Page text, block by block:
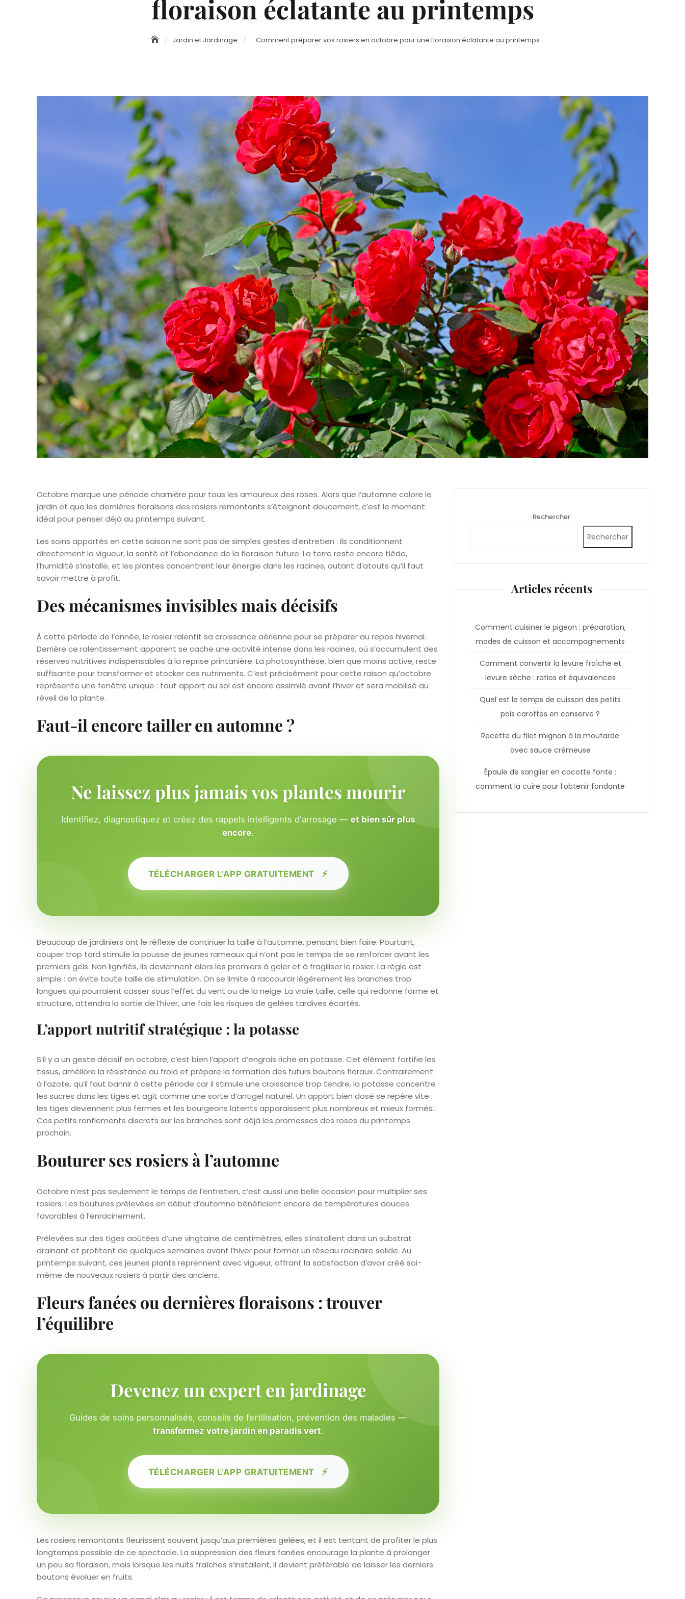
floraison éclatante au printemps
Jardin et Jardinage Comment préparer vos rosiers en octobre pour une floraison éclatante au printemps
Octobre marque une période charnière pour tous les amoureux des roses. Alors que l’automne colore le
jardin et que les dernières floraisons des rosiers remontants s’éteignent doucement, c’est le moment
idéal pour penser déjà au printemps suivant.
Les soins apportés en cette saison ne sont pas de simples gestes d’entretien : ils conditionnent
directement la vigueur, la santé et l’abondance de la floraison future. La terre reste encore tiède,
l’humidité s’installe, et les plantes concentrent leur énergie dans les racines, autant d’atouts qu’il faut
savoir mettre à profit.
Des mécanismes invisibles mais décisifs
À cette période de l’année, le rosier ralentit sa croissance aérienne pour se préparer au repos hivernal.
Derrière ce ralentissement apparent se cache une activité intense dans les racines, où s’accumulent des
réserves nutritives indispensables à la reprise printanière. La photosynthèse, bien que moins active, reste
suffisante pour transformer et stocker ces nutriments. C’est précisément pour cette raison qu’octobre
représente une fenêtre unique : tout apport au sol est encore assimilé avant l’hiver et sera mobilisé au
réveil de la plante.
Faut-il encore tailler en automne ?
Ne laissez plus jamais vos plantes mourir
Identifiez, diagnostiquez et créez des rappels intelligents d'arrosage — et bien sûr plus
encore.
TÉLÉCHARGER L'APP GRATUITEMENT ⚡
Beaucoup de jardiniers ont le réflexe de continuer la taille à l’automne, pensant bien faire. Pourtant,
couper trop tard stimule la pousse de jeunes rameaux qui n’ont pas le temps de se renforcer avant les
premiers gels. Non lignifiés, ils deviennent alors les premiers à geler et à fragiliser le rosier. La règle est
simple : on évite toute taille de stimulation. On se limite à raccourcir légèrement les branches trop
longues qui pourraient casser sous l’effet du vent ou de la neige. La vraie taille, celle qui redonne forme et
structure, attendra la sortie de l’hiver, une fois les risques de gelées tardives écartés.
L’apport nutritif stratégique : la potasse
S’il y a un geste décisif en octobre, c’est bien l’apport d’engrais riche en potasse. Cet élément fortifie les
tissus, améliore la résistance au froid et prépare la formation des futurs boutons floraux. Contrairement
à l’azote, qu’il faut bannir à cette période car il stimule une croissance trop tendre, la potasse concentre
les sucres dans les tiges et agit comme une sorte d’antigel naturel. Un apport bien dosé se repère vite :
les tiges deviennent plus fermes et les bourgeons latents apparaissent plus nombreux et mieux formés.
Ces petits renflements discrets sur les branches sont déjà les promesses des roses du printemps
prochain.
Bouturer ses rosiers à l’automne
Octobre n’est pas seulement le temps de l’entretien, c’est aussi une belle occasion pour multiplier ses
rosiers. Les boutures prélevées en début d’automne bénéficient encore de températures douces
favorables à l’enracinement.
Prélevées sur des tiges aoûtées d’une vingtaine de centimètres, elles s’installent dans un substrat
drainant et profitent de quelques semaines avant l’hiver pour former un réseau racinaire solide. Au
printemps suivant, ces jeunes plants reprennent avec vigueur, offrant la satisfaction d’avoir créé soi-
même de nouveaux rosiers à partir des anciens.
Fleurs fanées ou dernières floraisons : trouver
l’équilibre
Devenez un expert en jardinage
Guides de soins personnalisés, conseils de fertilisation, prévention des maladies —
transformez votre jardin en paradis vert.
TÉLÉCHARGER L'APP GRATUITEMENT ⚡
Les rosiers remontants fleurissent souvent jusqu’aux premières gelées, et il est tentant de profiter le plus
longtemps possible de ce spectacle. La suppression des fleurs fanées encourage la plante à prolonger
un peu sa floraison, mais lorsque les nuits fraîches s’installent, il devient préférable de laisser les derniers
boutons évoluer en fruits.
Rechercher
Rechercher
Articles récents
Comment cuisiner le pigeon : préparation,
modes de cuisson et accompagnements
Comment convertir la levure fraîche et
levure sèche : ratios et équivalences
Quel est le temps de cuisson des petits
pois carottes en conserve ?
Recette du filet mignon à la moutarde
avec sauce crémeuse
Épaule de sanglier en cocotte fonte :
comment la cuire pour l’obtenir fondante